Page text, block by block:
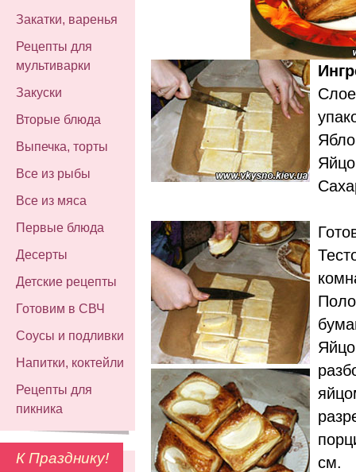
Закатки, варенья
Рецепты для
мультиварки
Закуски
Вторые блюда
Выпечка, торты
Все из рыбы
Все из мяса
Первые блюда
Десерты
Детские рецепты
Готовим в СВЧ
Соусы и подливки
Напитки, коктейли
Рецепты для
пикника
К Празднику!
см.